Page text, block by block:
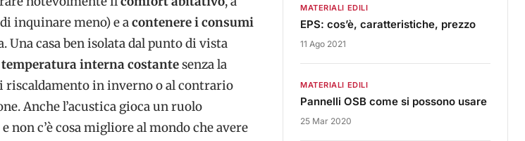
inquinare meno) e acontenere i consumi
casa ben isolata dal punto di vista
interna costantesenza la
riscaldamento in inverno o al contrario
Anche l’acustica gioca un ruolo
non c’è cosa migliore al mondo che avere
MATERIALI EDILI
EPS: cos’è, caratteristiche, prezzo
11 Ago 2021
MATERIALI EDILI
Pannelli OSB come si possono usare
25 Mar 2020